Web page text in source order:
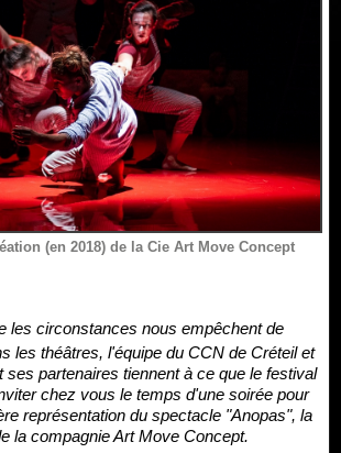
(en 2018) de la Cie Art Move Concept
les circonstances nous empêchent de
les théâtres, l'équipe du CCN de Créteil et
ses partenaires tiennent à ce que le festival
chez vous le temps d'une soirée pour
représentation du spectacle "Anopas", la
la compagnie Art Move Concept.